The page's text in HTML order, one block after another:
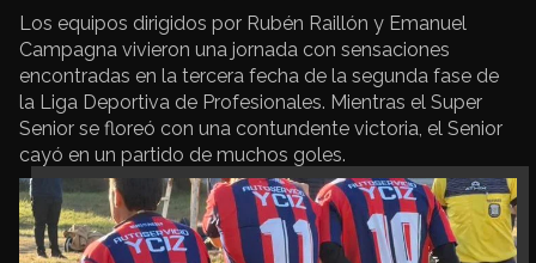
Los equipos dirigidos por Rubén Raillón y Emanuel
Campagna vivieron una jornada con sensaciones
encontradas en la tercera fecha de la segunda fase de
la Liga Deportiva de Profesionales. Mientras el Super
Senior se floreó con una contundente victoria, el Senior
cayó en un partido de muchos goles.